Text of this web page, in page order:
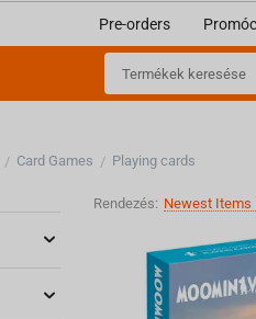
Pre-orders
/ Card Games / Playing cards
Rendezés: Newest Items